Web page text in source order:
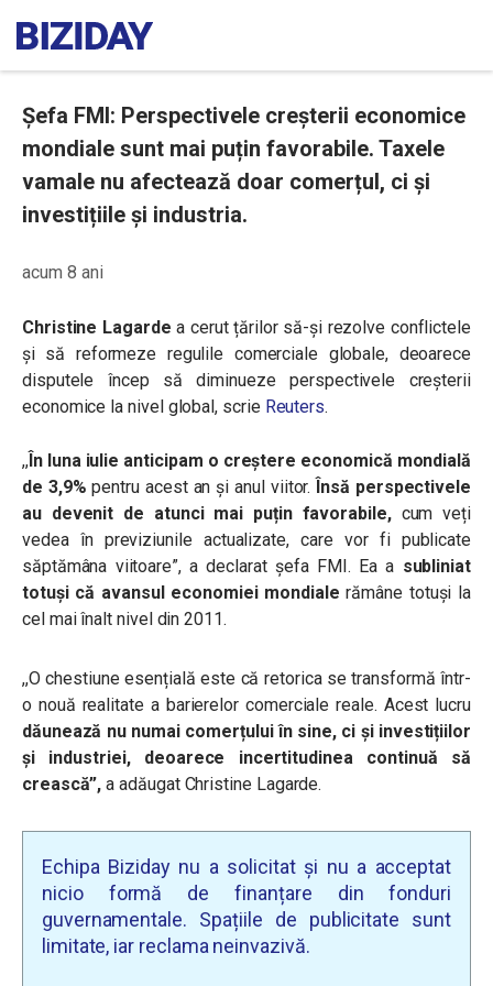
Șefa FMI: Perspectivele creșterii economice
mondiale sunt mai puțin favorabile. Taxele
vamale nu afectează doar comerțul, ci și
investițiile și industria.
acum 8 ani
Christine Lagarde a cerut țărilor să-și rezolve conflictele
și să reformeze regulile comerciale globale, deoarece
disputele încep să diminueze perspectivele creșterii
economice la nivel global, scrie Reuters.
,,În luna iulie anticipam o creștere economică mondială
de 3,9% pentru acest an și anul viitor. Însă perspectivele
au devenit de atunci mai puțin favorabile,cum veți
vedea în previziunile actualizate, care vor fi publicate
săptămâna viitoare”, a declarat șefa FMI. Ea a subliniat
totuși că avansul economiei mondiale rămâne totuși la
cel mai înalt nivel din 2011.
,,O chestiune esențială este că retorica se transformă într-
o nouă realitate a barierelor comerciale reale. Acest lucru
dăunează nu numai comerțului în sine, ci și investițiilor
și industriei, deoarece incertitudinea continuă să
crească”,a adăugat Christine Lagarde.
Echipa Biziday nu a solicitat și nu a acceptat
nicio formă de finanțare din fonduri
guvernamentale. Spațiile de publicitate sunt
limitate, iar reclama neinvazivă.